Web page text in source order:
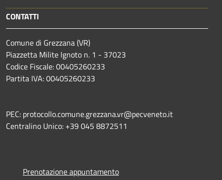
CONTATTI
Comune di Grezzana (VR)
Piazzetta Milite Ignoto n. 1 - 37023
Codice Fiscale: 00405260233
Partita IVA: 00405260233
PEC: protocollo.comune.grezzana.vr@pecveneto.it
Centralino Unico: +39 045 8872511
Prenotazione appuntamento